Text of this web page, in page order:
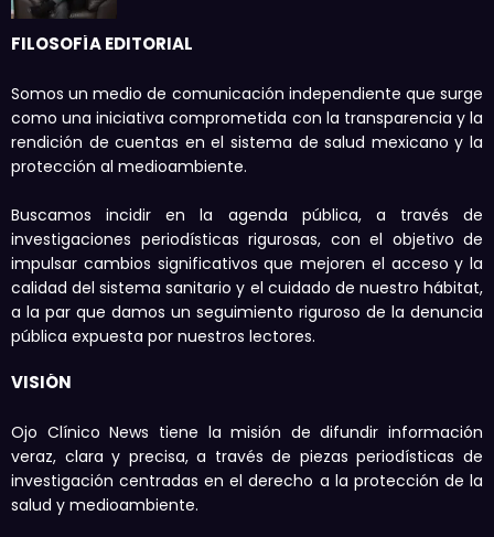
FILOSOFÍA EDITORIAL
Somos un medio de comunicación independiente que surge
como una iniciativa comprometida con la transparencia y la
rendición de cuentas en el sistema de salud mexicano y la
protección al medioambiente.
Buscamos incidir en la agenda pública, a través de
investigaciones periodísticas rigurosas, con el objetivo de
impulsar cambios significativos que mejoren el acceso y la
calidad del sistema sanitario y el cuidado de nuestro hábitat,
a la par que damos un seguimiento riguroso de la denuncia
pública expuesta por nuestros lectores.
VISIÓN
Ojo Clínico News tiene la misión de difundir información
veraz, clara y precisa, a través de piezas periodísticas de
investigación centradas en el derecho a la protección de la
salud y medioambiente.